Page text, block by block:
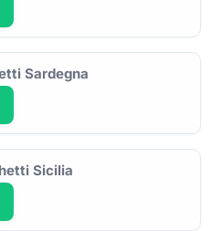
Sardegna
Sicilia